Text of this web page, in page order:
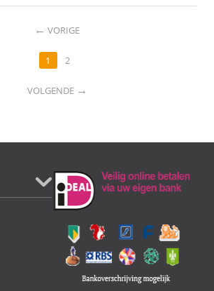
← VORIGE
1 2
VOLGENDE →